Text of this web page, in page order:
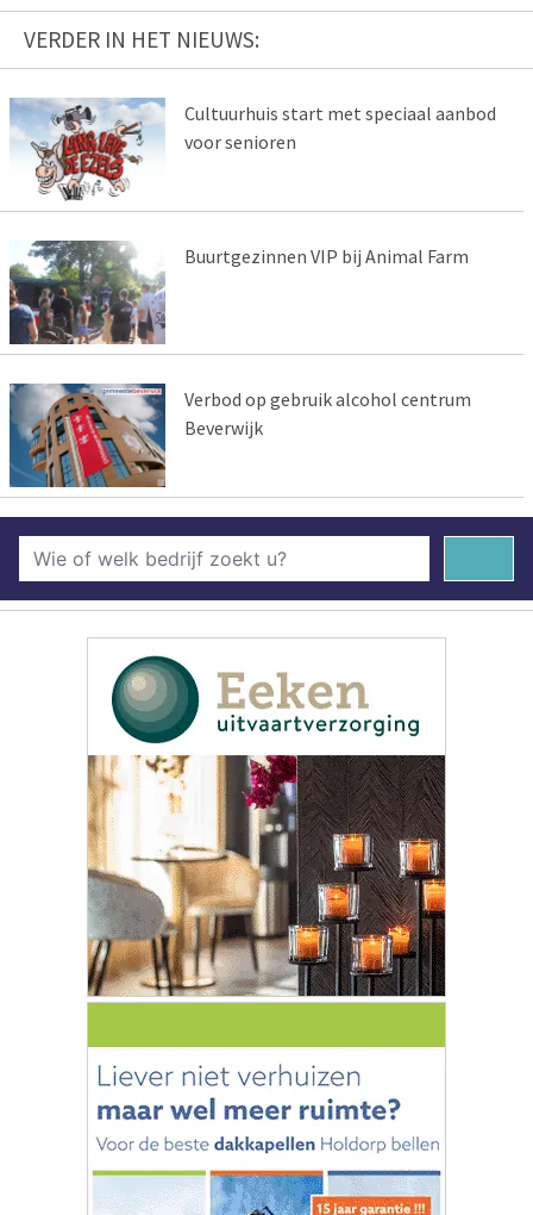
VERDER IN HET NIEUWS:
Cultuurhuis start met speciaal aanbod
voor senioren
Buurtgezinnen VIP bij Animal Farm
Verbod op gebruik alcohol centrum
Beverwijk